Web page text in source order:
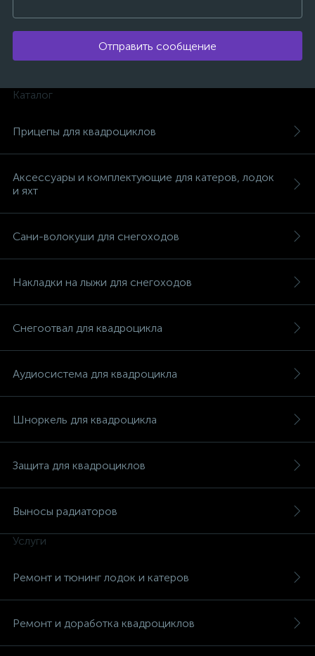
Отправить сообщение
Каталог
Прицепы для квадроциклов
Аксессуары и комплектующие для катеров, лодок
и яхт
Сани-волокуши для снегоходов
Накладки на лыжи для снегоходов
Снегоотвал для квадроцикла
Аудиосистема для квадроцикла
Шноркель для квадроцикла
Защита для квадроциклов
Выносы радиаторов
Услуги
Ремонт и тюнинг лодок и катеров
Ремонт и доработка квадроциклов